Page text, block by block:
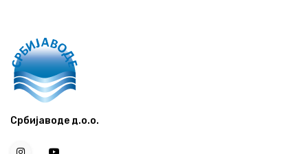
Србијаводе д.о.о.